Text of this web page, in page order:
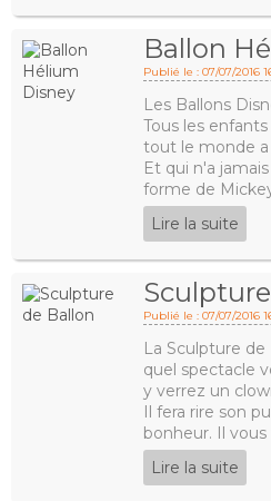
Ballon
Publié le : 07/07/2016
Les Ballons
Tous les
tout le monde a
Et qui n'a
forme de
Lire la suite
Publié le : 07/07/2016
La Sculpture
quel spectacle
y verrez un
Il fera rire son
bonheur. Il vous
Lire la suite